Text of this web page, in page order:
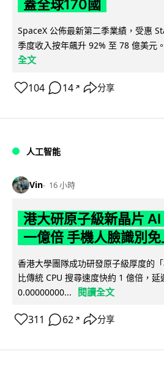
蓋全球170國
SpaceX 公佈最新第二季業績，受惠
季度收入按年飆升 92% 至 78 億美元
全文
104 14 ↗ 分享
人工智能
Vin 16 小時
港大研原子級新晶片
一億倍 手機人臉識別
香港大學團隊成功研發原子級厚度的
比傳統 CPU 搜尋速度快約 1 億倍，
0.00000000...
閱讀全文
311 62 ↗ 分享